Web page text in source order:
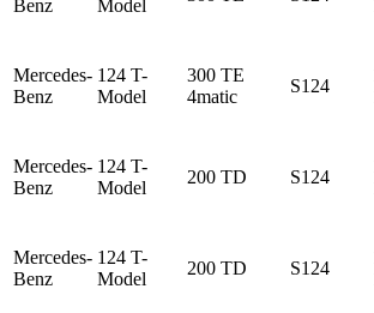
Benz
Model
Mercedes-
Benz
124 T-
Model
300 TE
4matic
S124
Mercedes-
Benz
124 T-
Model
200 TD S124
Mercedes-
Benz
124 T-
Model
200 TD S124